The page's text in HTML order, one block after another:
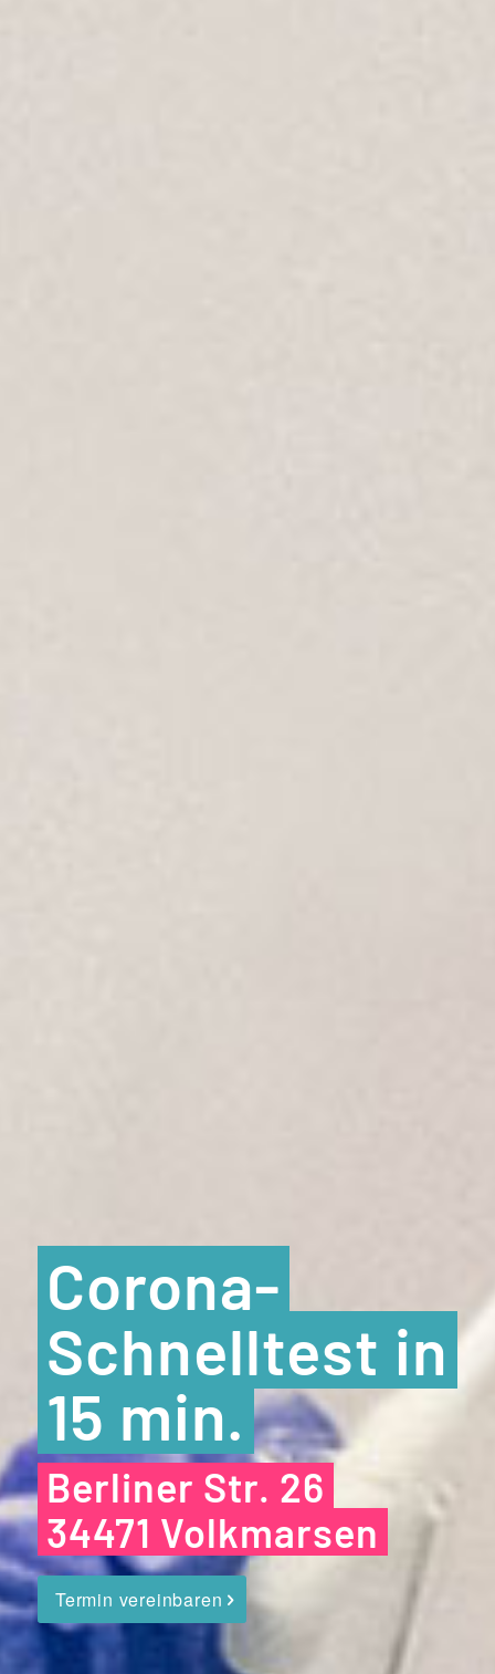
Corona-
Schnelltest in
15 min.
Berliner Str. 26
34471 Volkmarsen
Termin vereinbaren